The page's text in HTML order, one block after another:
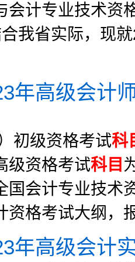
会计专业技术资
我省实际，现
年高级会计
初级资格考试科
级资格考试科目
国会计专业技术
资格考试大纲，
年高级会计